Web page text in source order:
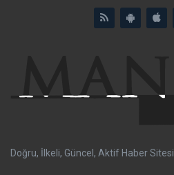
Doğru, İlkeli, Güncel, Aktif Haber Sitesi